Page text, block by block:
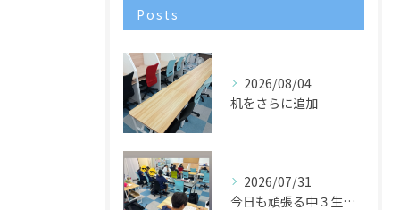
Posts
2026/08/04
机をさらに追加
2026/07/31
今日も頑張る中３生たち🌈